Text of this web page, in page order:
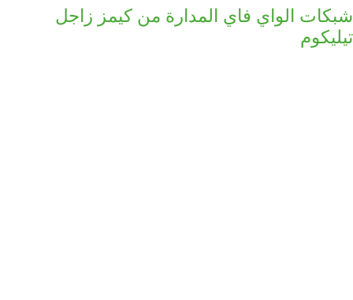
شبكات الواي فاي المدارة من كيمز زاجل
تيليكوم